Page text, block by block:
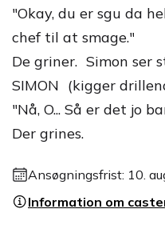
"Okay, du er sgu da
chef til at smage."
De griner. Simon ser
SIMON (kigger
"Nå, O... Så er det jo
Der grines.
Ansøgningsfrist: 10.
Information om